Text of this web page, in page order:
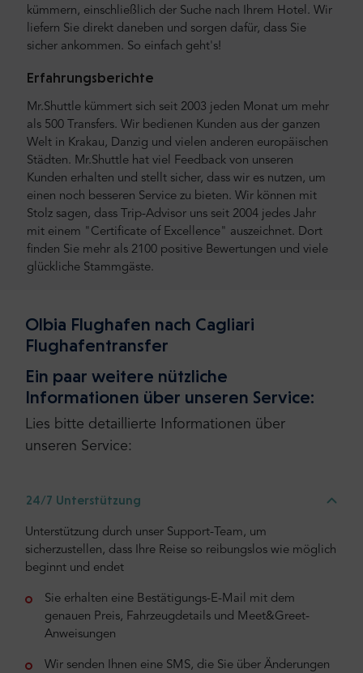
kümmern, einschließlich der Suche nach Ihrem Hotel. Wir
liefern Sie direkt daneben und sorgen dafür, dass Sie
sicher ankommen. So einfach geht's!
Erfahrungsberichte
Mr.Shuttle kümmert sich seit 2003 jeden Monat um mehr
als 500 Transfers. Wir bedienen Kunden aus der ganzen
Welt in Krakau, Danzig und vielen anderen europäischen
Städten. Mr.Shuttle hat viel Feedback von unseren
Kunden erhalten und stellt sicher, dass wir es nutzen, um
einen noch besseren Service zu bieten. Wir können mit
Stolz sagen, dass Trip-Advisor uns seit 2004 jedes Jahr
mit einem "Certificate of Excellence" auszeichnet. Dort
finden Sie mehr als 2100 positive Bewertungen und viele
glückliche Stammgäste.
Olbia Flughafen nach Cagliari
Flughafentransfer
Ein paar weitere nützliche
Informationen über unseren Service:
Lies bitte detaillierte Informationen über
unseren Service:
24/7 Unterstützung
Unterstützung durch unser Support-Team, um
sicherzustellen, dass Ihre Reise so reibungslos wie möglich
beginnt und endet
Sie erhalten eine Bestätigungs-E-Mail mit dem
genauen Preis, Fahrzeugdetails und Meet&Greet-
Anweisungen
Wir senden Ihnen eine SMS, die Sie über Änderungen